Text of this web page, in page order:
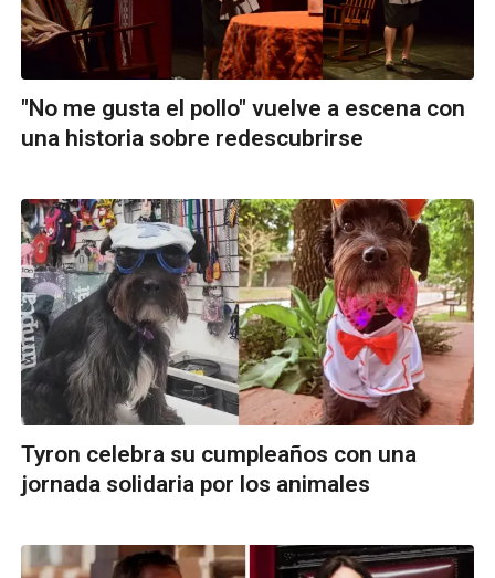
"No me gusta el pollo" vuelve a escena con
una historia sobre redescubrirse
Tyron celebra su cumpleaños con una
jornada solidaria por los animales